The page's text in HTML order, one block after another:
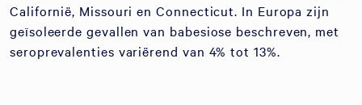
Californië, Missouri en Connecticut. In Europa zijn
geïsoleerde gevallen van babesiose beschreven, met
seroprevalenties variërend van 4% tot 13%.